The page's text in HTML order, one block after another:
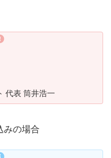
代表 筒井浩一
みの場合